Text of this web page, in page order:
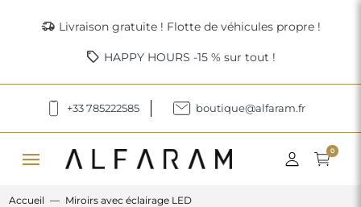
delivery_truck_speed Livraison gratuite ! Flotte de véhicules propre !
sell HAPPY HOURS -15 % sur tout !
+33 785222585 boutique@alfaram.fr
menu 0
Accueil Miroirs avec éclairage LED